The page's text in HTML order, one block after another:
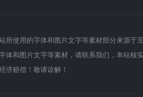
所使用的字体和图片文字等素材部分来源
体和图片文字等素材，请联系我们，本站
济赔偿！敬请谅解！